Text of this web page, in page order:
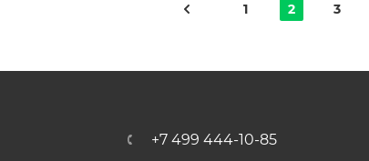
1 2 3
+7 499 444-10-85